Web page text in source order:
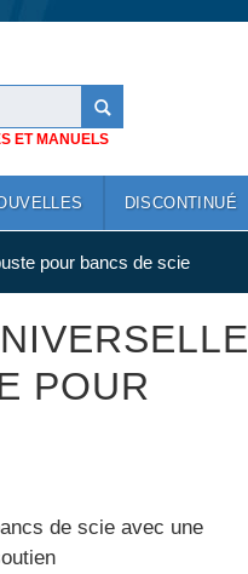
ET MANUELS
DISCONTINUÉ
pour bancs de scie
POUR
de scie avec une